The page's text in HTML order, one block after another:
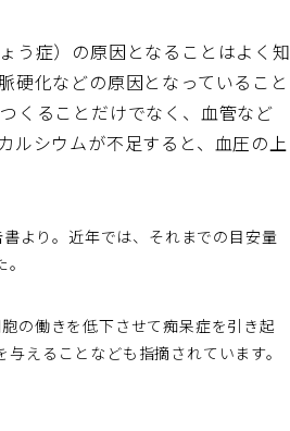
う症）の原因となることはよく知
硬化などの原因となっていること
くることだけでなく、血管など
ルシウムが不足すると、血圧の上
より。近年では、それまでの目安量
の働きを低下させて痴呆症を引き起
えることなども指摘されています。